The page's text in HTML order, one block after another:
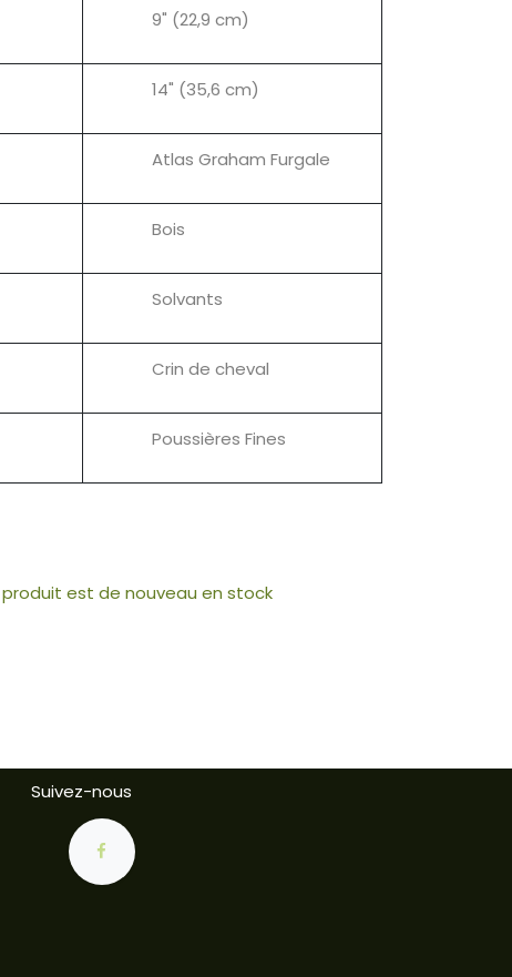
9" (22,9 cm)
14" (35,6 cm)
Atlas Graham Furgale
Bois
Solvants
Crin de cheval
Poussières Fines
est de nouveau en stock
Suivez-nous